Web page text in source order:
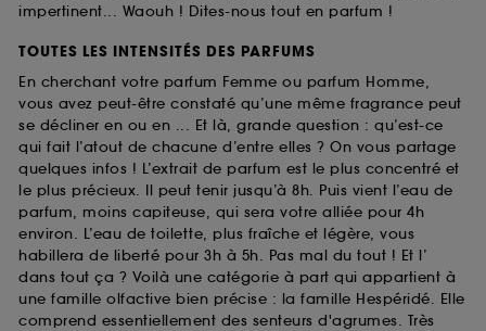
impertinent... Waouh ! Dites-nous tout en parfum !
TOUTES LES INTENSITÉS DES PARFUMS
En cherchant votre parfum Femme ou parfum Homme,
vous avez peut-être constaté qu’une même fragrance peut
se décliner en ou en ... Et là, grande question : qu’est-ce
qui fait l’atout de chacune d’entre elles ? On vous partage
quelques infos ! L’extrait de parfum est le plus concentré et
le plus précieux. Il peut tenir jusqu’à 8h. Puis vient l’eau de
parfum, moins capiteuse, qui sera votre alliée pour 4h
environ. L’eau de toilette, plus fraîche et légère, vous
habillera de liberté pour 3h à 5h. Pas mal du tout ! Et l’
dans tout ça ? Voilà une catégorie à part qui appartient à
une famille olfactive bien précise : la famille Hespéridé. Elle
comprend essentiellement des senteurs d'agrumes. Très